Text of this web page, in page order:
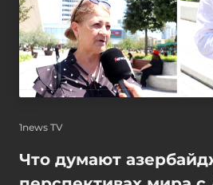
1news TV
Что думают